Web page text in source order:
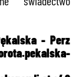
- Perz